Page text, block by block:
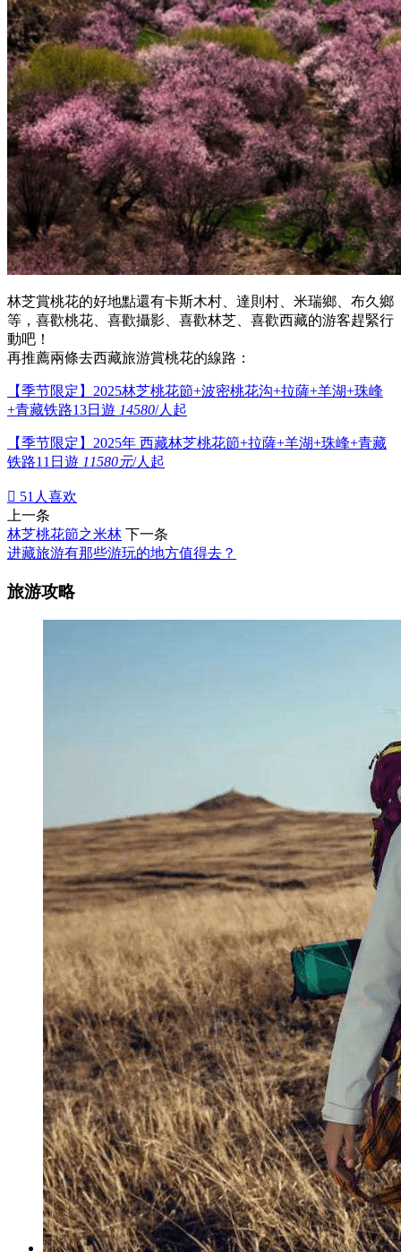
林芝賞桃花的好地點還有卡斯木村、達則村、米瑞鄉、布久鄉
等，喜歡桃花、喜歡攝影、喜歡林芝、喜歡西藏的游客趕緊行
動吧！
再推薦兩條去西藏旅游賞桃花的線路：
【季节限定】2025林芝桃花節+波密桃花沟+拉薩+羊湖+珠峰
+青藏铁路13日遊 14580/人起
【季节限定】2025年 西藏林芝桃花節+拉薩+羊湖+珠峰+青藏
铁路11日遊 11580元/人起
 51 人喜欢
上一条
林芝桃花節之米林 下一条
进藏旅游有那些游玩的地方值得去？
旅游攻略